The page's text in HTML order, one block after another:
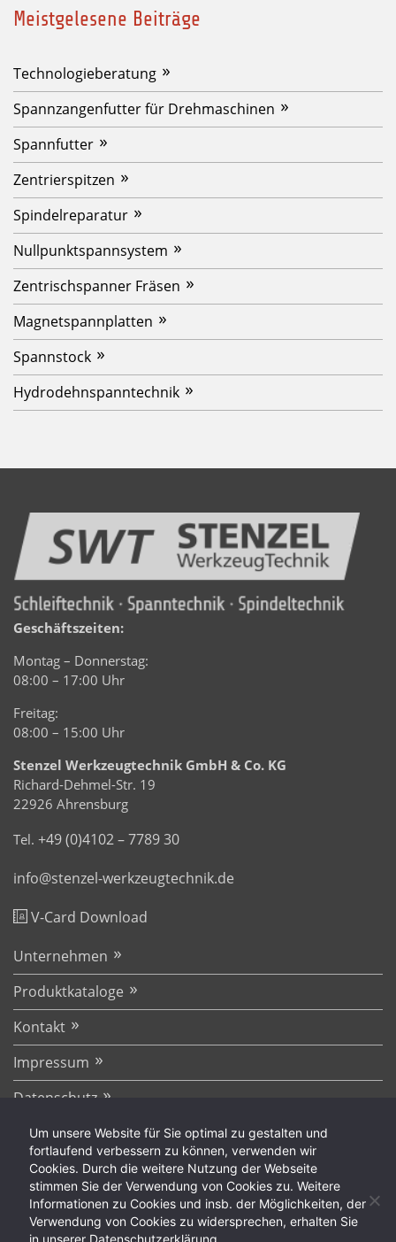
Meistgelesene Beiträge
Technologieberatung
Spannzangenfutter für Drehmaschinen
Spannfutter
Zentrierspitzen
Spindelreparatur
Nullpunktspannsystem
Zentrischspanner Fräsen
Magnetspannplatten
Spannstock
Hydrodehnspanntechnik
Geschäftszeiten:
Montag – Donnerstag:
08:00 – 17:00 Uhr
Freitag:
08:00 – 15:00 Uhr
Stenzel Werkzeugtechnik GmbH & Co. KG
Richard-Dehmel-Str. 19
22926 Ahrensburg
Tel. +49 (0)4102 – 7789 30
info@stenzel-werkzeugtechnik.de
V-Card Download
Unternehmen
Produktkataloge
Kontakt
Impressum
Datenschutz
AGB
Copyright ©2026 Stenzel Werkzeugtechnik. Alle Rechte
Um unsere Website für Sie optimal zu gestalten und
fortlaufend verbessern zu können, verwenden wir
Cookies. Durch die weitere Nutzung der Webseite
stimmen Sie der Verwendung von Cookies zu. Weitere
Informationen zu Cookies und insb. der Möglichkeiten, der
Verwendung von Cookies zu widersprechen, erhalten Sie
in unserer Datenschutzerklärung.